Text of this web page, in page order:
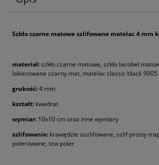
Szkło czarne matowe szlifowane matelac 4 mm
materiał:szkło czarne matowe, szkło lacobel
lakierowane czarny mat, matelac classic black 9005
grubość:4 mm
kształt: kwadrat
wymiar: 10x10 cm oraz inne wymiary
szlifowanie: krawędzie oszlifowane, szlif prosty
polerowane, tzw poler